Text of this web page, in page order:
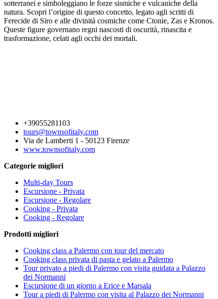
sotterranei e simboleggiano le forze sismiche e vulcaniche della
natura. Scopri l’origine di questo concetto, legato agli scritti di
Ferecide di Siro e alle divinità cosmiche come Ctonie, Zas e Kronos.
Queste figure governano regni nascosti di oscurità, rinascita e
trasformazione, celati agli occhi dei mortali.
+39055281103
tours@townsofitaly.com
Via de Lamberti 1 - 50123 Firenze
www.townsofitaly.com
Categorie migliori
Multi-day Tours
Escursione - Privata
Escursione - Regolare
Cooking - Privata
Cooking - Regolare
Prodotti migliori
Cooking class a Palermo con tour del mercato
Cooking class privata di pasta e gelato a Palermo
Tour privato a piedi di Palermo con visita guidata a Palazzo
dei Normanni
Escursione di un giorno a Erice e Marsala
Tour a piedi di Palermo con visita al Palazzo dei Normanni